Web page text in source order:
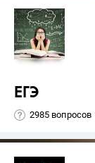
ЕГЭ
2985 вопросов